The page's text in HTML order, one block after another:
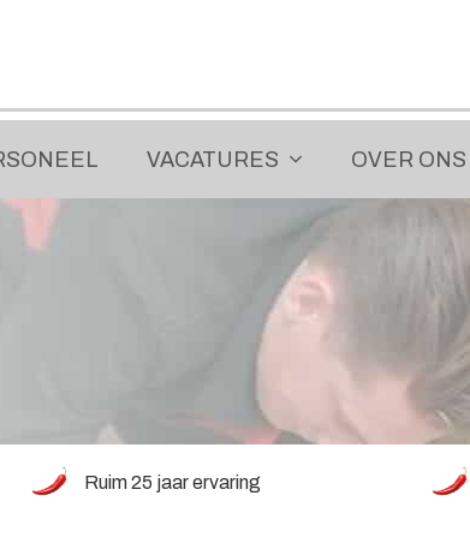
VACATURES OVER ONS
Ruim 25 jaar ervaring